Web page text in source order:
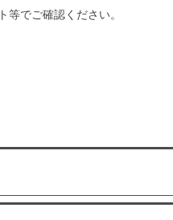
でご確認ください。